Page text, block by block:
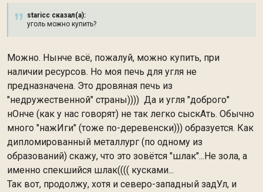
staricc сказал(а):
уголь можно купить?
Можно. Нынче всё, пожалуй, можно купить, при
наличии ресурсов. Но моя печь для угля не
предназначена. Это дровяная печь из
"недружественной" страны)))) Да и угля "доброго"
нОнче (как у нас говорят) не так легко сыскАть. Обычно
много "нажИги" (тоже по-деревенски))) образуется. Как
дипломированный металлург (по одному из
образований) скажу, что это зовётся "шлак"...Не зола, а
именно спекшийся шлак(((( кусками...
Так вот, продолжу, хотя и северо-западный задУл, и